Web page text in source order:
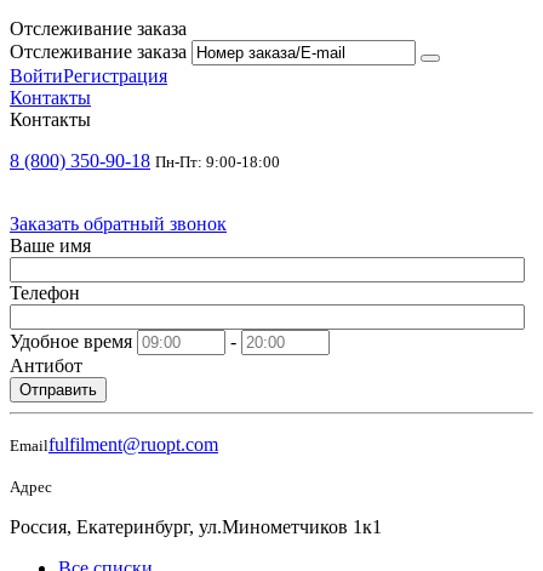
Отслеживание заказа
Отслеживание заказа
ВойтиРегистрация
Контакты
Контакты
8 (800) 350-90-18 Пн-Пт: 9:00-18:00
Заказать обратный звонок
Ваше имя
Телефон
Удобное время
-
Антибот
Отправить
Emailfulfilment@ruopt.com
Адрес
Россия, Екатеринбург, ул.Минометчиков 1к1